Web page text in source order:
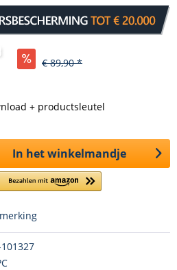
€ 89,90 *
+ productsleutel
In het winkelmandje
101327